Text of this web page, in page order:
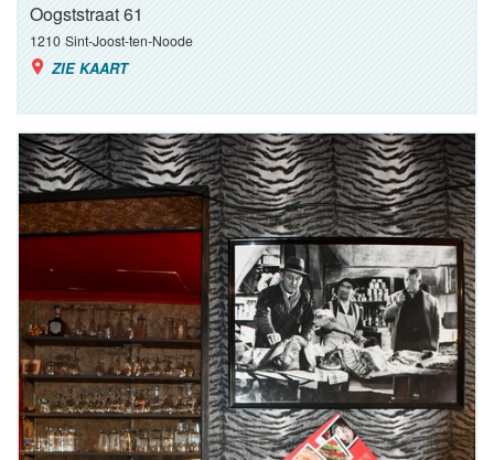
Oogststraat 61
1210 Sint-Joost-ten-Noode
ZIE KAART